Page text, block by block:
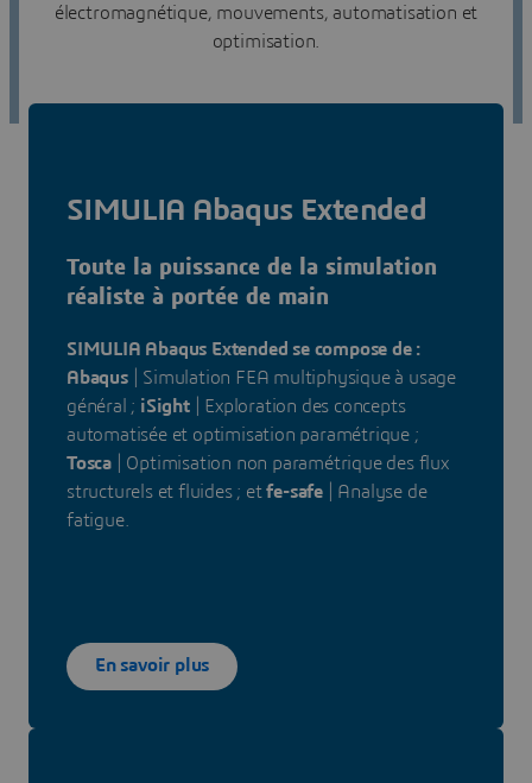
électromagnétique, mouvements, automatisation et
optimisation.
SIMULIA Abaqus Extended
Toute la puissance de la simulation
réaliste à portée de main
SIMULIA Abaqus Extended se compose de :
Abaqus
| Simulation FEA multiphysique à usage
général ; iSight| Exploration des concepts
automatisée et optimisation paramétrique ;
Tosca | Optimisation non paramétrique des flux
structurels et fluides ; etfe-safe | Analyse de
fatigue.
En savoir plus